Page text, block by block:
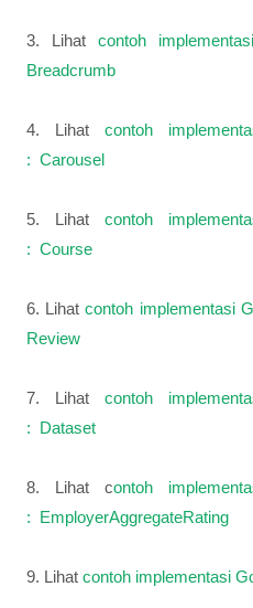
3. Lihat contoh
Breadcrumb
4. Lihatcontoh
: Carousel
5. Lihatcontoh
: Course
6. Lihatcontoh implementasi
Review
7. Lihatcontoh
: Dataset
8. Lihat contoh
: EmployerAggregateRating
9. Lihat contoh implementasi